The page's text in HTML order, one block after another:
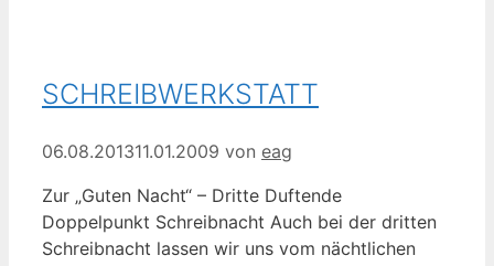
SCHREIBWERKSTATT
06.08.201311.01.2009 von eag
Zur „Guten Nacht“ – Dritte Duftende
Doppelpunkt Schreibnacht Auch bei der dritten
Schreibnacht lassen wir uns vom nächtlichen